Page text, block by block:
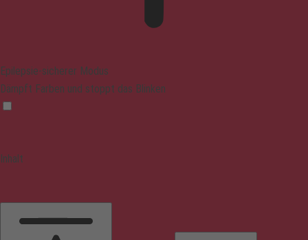
Epilepsie-sicherer Modus
Dämpft Farben und stoppt das Blinken
Inhalt